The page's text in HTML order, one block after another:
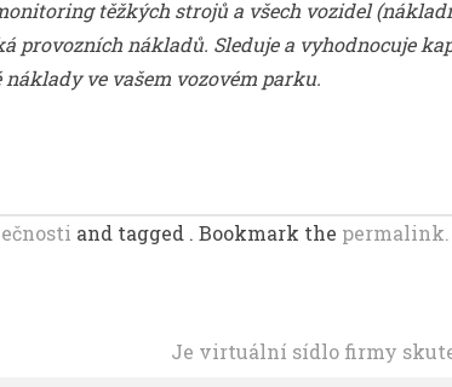
těžkých strojů a všech vozidel
provozních nákladů. Sleduje a vyhodnocuje
ve vašem vozovém parku.
and tagged . Bookmark the permalink.
Je virtuální sídlo firmy